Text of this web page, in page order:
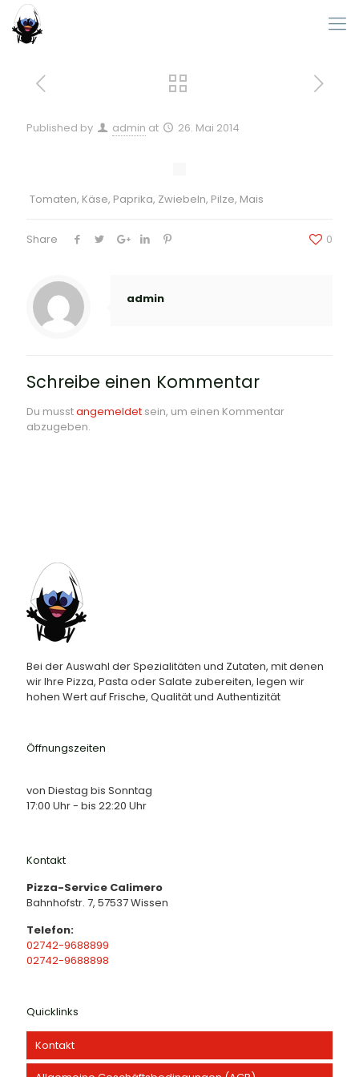
Published by admin at 26. Mai 2014
Tomaten, Käse, Paprika, Zwiebeln, Pilze, Mais
Share 0
admin
Schreibe einen Kommentar
Du musstangemeldet sein, um einen Kommentar
abzugeben.
Bei der Auswahl der Spezialitäten und Zutaten, mit denen
wir Ihre Pizza, Pasta oder Salate zubereiten, legen wir
hohen Wert auf Frische, Qualität und Authentizität
Öffnungszeiten
von Diestag bis Sonntag
17:00 Uhr - bis 22:20 Uhr
Kontakt
Pizza-Service Calimero
Bahnhofstr. 7, 57537 Wissen
Telefon:
02742-9688899
02742-9688898
Quicklinks
Kontakt